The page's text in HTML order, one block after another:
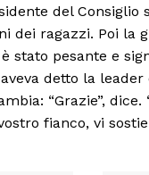
del
dei ragazzi. Poi
stato pesante e
detto la
“Grazie”,
fianco, vi